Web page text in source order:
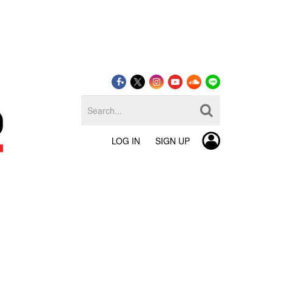
LOG IN SIGN UP